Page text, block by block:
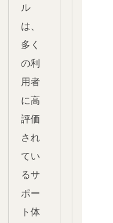
ル
は、
多く
の利
用者
に高
評価
され
てい
るサ
ポー
ト体